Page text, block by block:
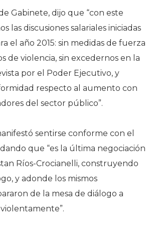
Gabinete, dijo que “con este
las discusiones salariales iniciadas
el año 2015: sin medidas de fuerza
de violencia, sin excedernos en la
por el Poder Ejecutivo, y
respecto al aumento con
del sector público”.
sentirse conforme con el
que “es la última negociación
Ríos-Crocianelli, construyendo
y adonde los mismos
de la mesa de diálogo a